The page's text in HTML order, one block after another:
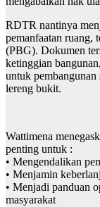
RDTR nantinya
pemanfaatan ruang,
(PBG). Dokumen
ketinggian
untuk pembangunan
lereng bukit.
Wattimena
penting untuk :
• Mengendalikan
• Menjamin
• Menjadi panduan
masyarakat